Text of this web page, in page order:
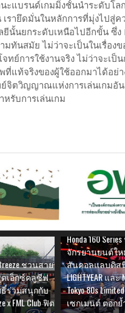
ะแบรนด์เกมมิ่งชั้นนำระดับโ
รายึดมั่นในหลักการที่มุ่งไปสู่ค
ยีนั้นยกระดับเหนือไปอีกขั้น
มทันสมัย ไม่ว่าจะเป็นในเรื่อ
ทย์การใช้งานจริง ไม่ว่าจะเ
ที่แท้จริงของผู้ใช้ออกมาได้อ
ตวิญญาณแห่งการเล่นเกมอัน
รับการเล่นเกม
ชวนสาย
เอ็กซ์คลูซีฟ
ทธิ์ร่วมสนุกกับ
x FML Club ฟิต
ผลิตภัณฑ์ใหม่
Honda 160
จักรยานยนต์ใ
สันคอลแลบดิส
LIGHTYEAR และ
Tokyo 80s
เซกเมนต์ ตอก